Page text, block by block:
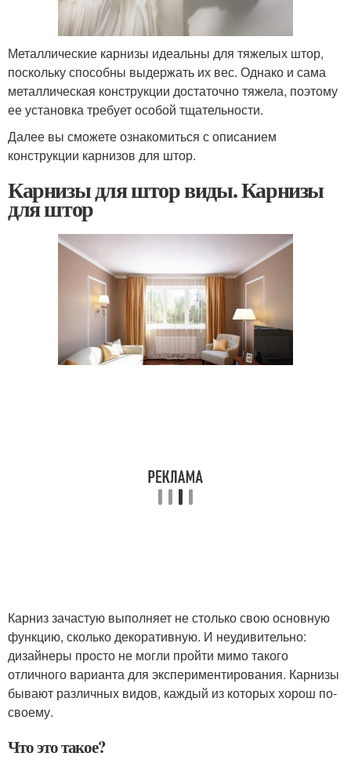
Металлические карнизы идеальны для тяжелых штор,
поскольку способны выдержать их вес. Однако и сама
металлическая конструкции достаточно тяжела, поэтому
ее установка требует особой тщательности.
Далее вы сможете ознакомиться с описанием
конструкции карнизов для штор.
Карнизы для штор виды. Карнизы
для штор
Карниз зачастую выполняет не столько свою основную
функцию, сколько декоративную. И неудивительно:
дизайнеры просто не могли пройти мимо такого
отличного варианта для экспериментирования. Карнизы
бывают различных видов, каждый из которых хорош по-
своему.
Что это такое?